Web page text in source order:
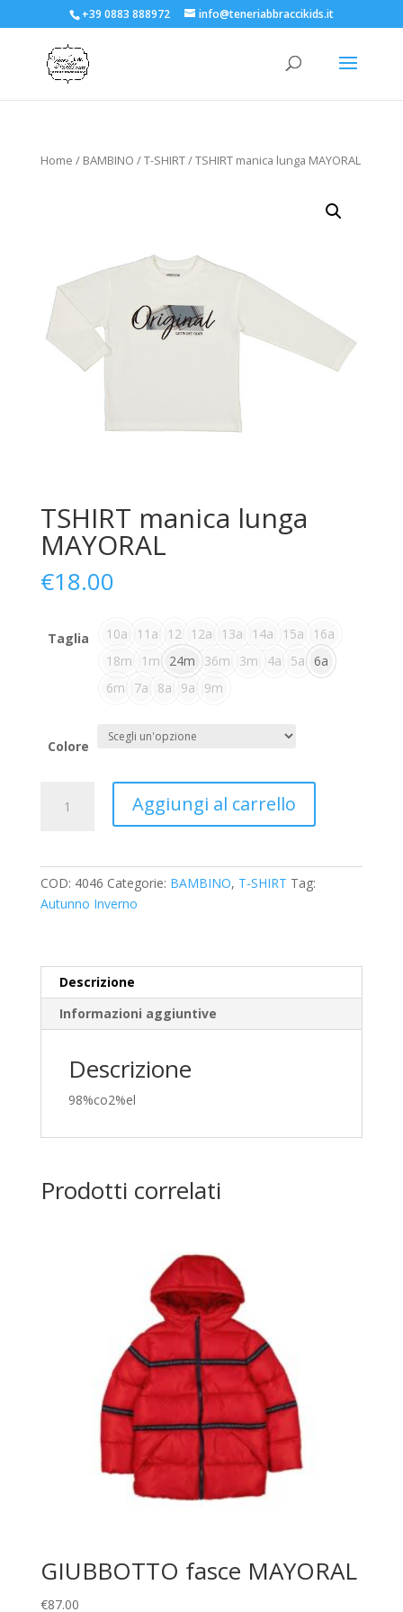
+39 0883 888972 info@teneriabbraccikids.it
Home / BAMBINO /T-SHIRT/ TSHIRT manica lunga MAYORAL
TSHIRT manica lunga
MAYORAL
€18.00
Taglia 10a 11a 12 12a 13a 14a 15a
16a
18m
1m 24m 36m 3m 4a 5a
6a
6m
7a 8a 9a 9m
Colore
manica
Aggiungi al carrello
COD: 4046 Categorie: BAMBINO, T-SHIRT Tag:
Autunno Inverno
Descrizione
Informazioni aggiuntive
Descrizione
98%co2%el
Prodotti correlati
GIUBBOTTO fasce MAYORAL
€87.00